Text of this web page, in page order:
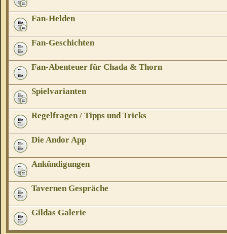
Fan-Helden
Fan-Geschichten
Fan-Abenteuer für Chada & Thorn
Spielvarianten
Regelfragen / Tipps und Tricks
Die Andor App
Ankündigungen
Tavernen Gespräche
Gildas Galerie